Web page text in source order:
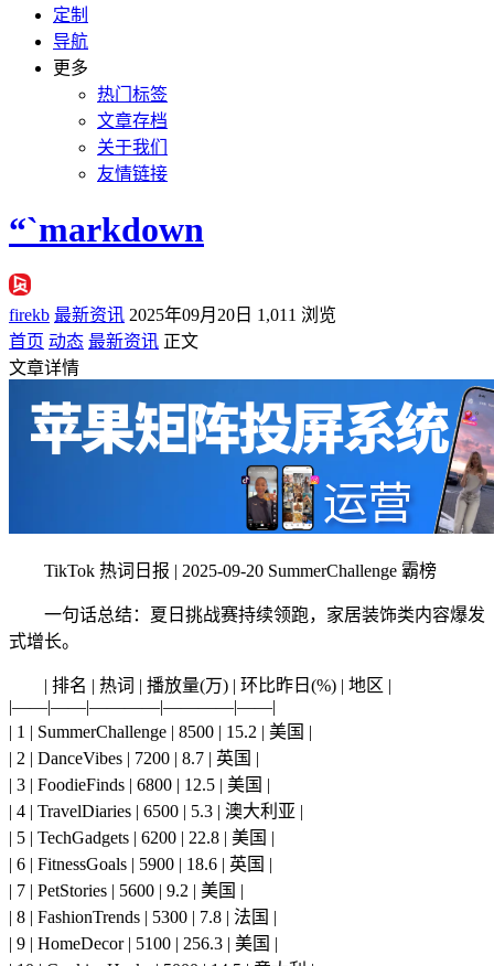
定制
导航
更多
热门标签
文章存档
关于我们
友情链接
“`markdown
firekb 最新资讯 2025年09月20日 1,011 浏览
首页 动态 最新资讯 正文
文章详情
TikTok 热词日报 | 2025-09-20 SummerChallenge 霸榜
一句话总结：夏日挑战赛持续领跑，家居装饰类内容爆发
式增长。
| 排名 | 热词 | 播放量(万) | 环比昨日(%) | 地区 |
|——|——|————|————|——|
| 1 | SummerChallenge | 8500 | 15.2 | 美国 |
| 2 | DanceVibes | 7200 | 8.7 | 英国 |
| 3 | FoodieFinds | 6800 | 12.5 | 美国 |
| 4 | TravelDiaries | 6500 | 5.3 | 澳大利亚 |
| 5 | TechGadgets | 6200 | 22.8 | 美国 |
| 6 | FitnessGoals | 5900 | 18.6 | 英国 |
| 7 | PetStories | 5600 | 9.2 | 美国 |
| 8 | FashionTrends | 5300 | 7.8 | 法国 |
| 9 | HomeDecor | 5100 | 256.3 | 美国 |